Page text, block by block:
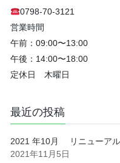
0798-70-3121
営業時間
午前：09:00〜13:00
午後：14:00〜18:00
定休日 木曜日
最近の投稿
2021 年10月 リニューアル
2021年11月5日